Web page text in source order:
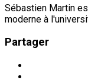
Sébastien Martin
moderne à
Partager